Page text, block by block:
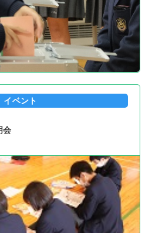
イベント
会